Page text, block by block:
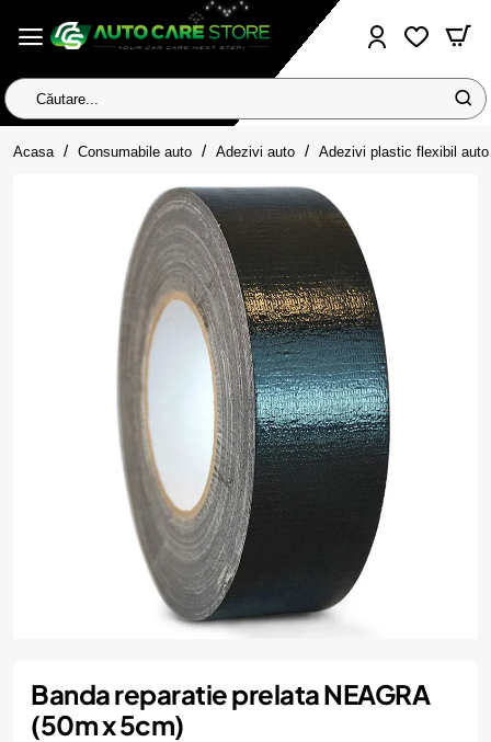
Căutare...
Acasa homeConsumabile auto Adezivi auto Adezivi plastic flexibil auto
Banda reparatie prelata NEAGRA
(50m x 5cm)